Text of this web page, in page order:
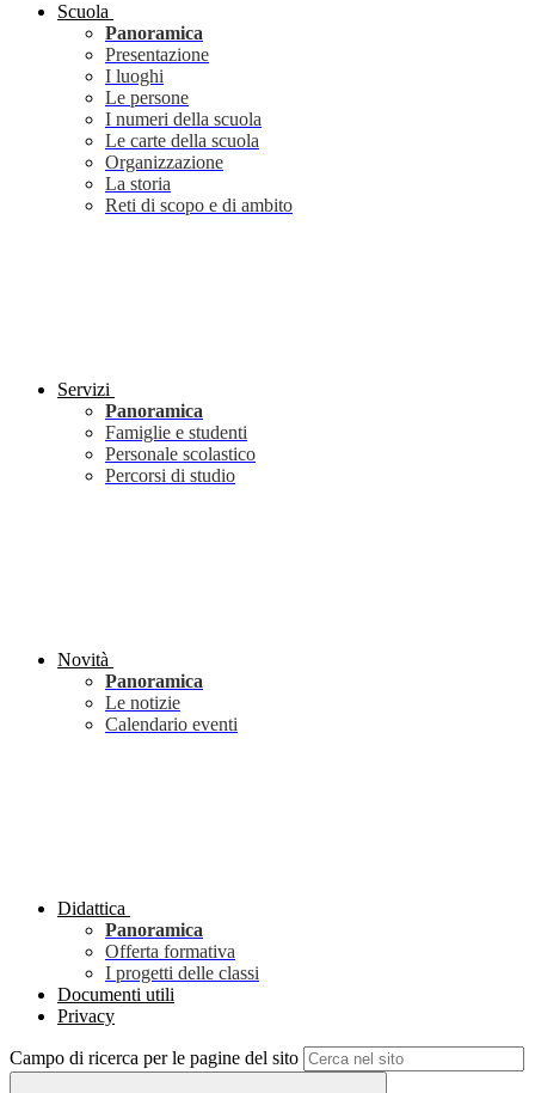
Scuola
Panoramica
Presentazione
I luoghi
Le persone
I numeri della scuola
Le carte della scuola
Organizzazione
La storia
Reti di scopo e di ambito
Servizi
Panoramica
Famiglie e studenti
Personale scolastico
Percorsi di studio
Novità
Panoramica
Le notizie
Calendario eventi
Didattica
Panoramica
Offerta formativa
I progetti delle classi
Documenti utili
Privacy
Campo di ricerca per le pagine del sito